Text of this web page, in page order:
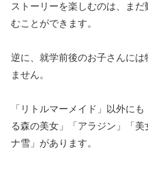
ストーリーを楽しむのは、ま
むことができます。
逆に、就学前後のお子さんに
ません。
「リトルマーメイド」以外に
る森の美女」「アラジン」「
ナ雪」があります。